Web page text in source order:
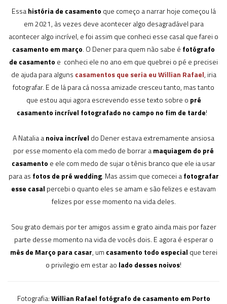
Essahistória de casamento que começo a narrar hoje começou lá
em 2021, às vezes deve acontecer algo desagradável para
acontecer algo incrível, e foi assim que conheci esse casal que farei o
casamento em março. O Dener para quem não sabe é fotógrafo
de casamento e conheci ele no ano em que quebrei o pé e precisei
de ajuda para alguns casamentos que seria eu Willian Rafael, iria
fotografar. E de lá para cá nossa amizade cresceu tanto, mas tanto
que estou aqui agora escrevendo esse texto sobre o pré
casamento incrível fotografado no campo no fim de tarde!
A Natalia anoiva incrível do Dener estava extremamente ansiosa
por esse momento ela com medo de borrar amaquiagem do pré
casamento e ele com medo de sujar o tênis branco que ele ia usar
para as fotos de pré wedding. Mas assim que comecei afotografar
esse casal percebi o quanto eles se amam e são felizes e estavam
felizes por esse momento na vida deles.
Sou grato demais por ter amigos assim e grato ainda mais por fazer
parte desse momento na vida de vocês dois. E agora é esperar o
mês de Março para casar, um casamento todo especial que terei
o privilegio em estar ao lado desses noivos!
Fotografia:Willian Rafael fotógrafo de casamento em Porto